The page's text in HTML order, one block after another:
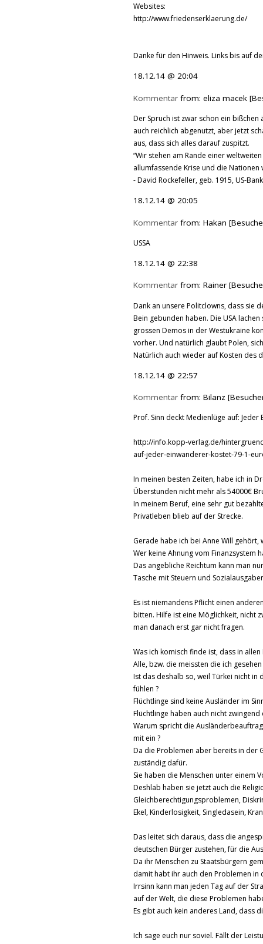
Websites:
http://www.friedenserklaerung.de/
Danke für den Hinweis. Links bis auf
18.12.14 @ 20:04
Kommentar from: eliza macek
Der Spruch ist zwar schon ein bißchen
auch reichlich abgenutzt, aber jetzt
aus, dass sich alles darauf zuspitzt.
“Wir stehen am Rande einer
allumfassende Krise und die
- David Rockefeller, geb. 1915, US-
18.12.14 @ 20:05
Kommentar from: Hakan
USSA
18.12.14 @ 22:38
Kommentar from: Rainer
Dank an unsere Politclowns, dass sie
Bein gebunden haben. Die USA
grossen Demos in der Westukraine
vorher. Und natürlich glaubt Polen,
Natürlich auch wieder auf Kosten des
18.12.14 @ 22:57
Kommentar from: Bilanz
Prof. Sinn deckt Medienlüge auf:
http://info.kopp-verlag.de/
auf-jeder-einwanderer-kostet-79-1-
In meinen besten Zeiten, habe ich in
Überstunden nicht mehr als 54000€
In meinem Beruf, eine sehr gut
Privatleben blieb auf der Strecke.
Gerade habe ich bei Anne Will gehört,
Wer keine Ahnung vom Finanzsystem
Das angebliche Reichtum kann man
Tasche mit Steuern und
Es ist niemandens Pflicht einen
bitten. Hilfe ist eine Möglichkeit, nicht
man danach erst gar nicht fragen.
Was ich komisch finde ist, dass in
Alle, bzw. die meissten die ich
Ist das deshalb so, weil Türkei nicht in
fühlen ?
Flüchtlinge sind keine Ausländer im
Flüchtlinge haben auch nicht
Warum spricht die
mit ein ?
Da die Problemen aber bereits in der
zuständig dafür.
Sie haben die Menschen unter einem
Deshlab haben sie jetzt auch die
Gleichberechtigungsproblemen,
Ekel, Kinderlosigkeit, Singledasein,
Das leitet sich daraus, dass die
deutschen Bürger zustehen, für die
Da ihr Menschen zu Staatsbürgern
damit habt ihr auch den Problemen in
Irrsinn kann man jeden Tag auf der
auf der Welt, die diese Problemen
Es gibt auch kein anderes Land, dass
Ich sage euch nur soviel. Fällt der